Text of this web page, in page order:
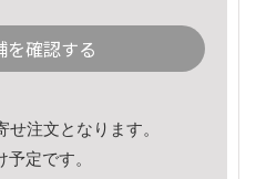
を確認する
注文となります。
定です。